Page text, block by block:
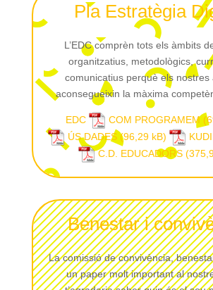
Pla Estratègia
L’EDC comprèn tots els àmbits
organitzatius, metodològics,
comunicatius perquè els nostres
aconsegueixin la màxima
EDC
COM PROGRAMEM
ÚS DADES
KUDI
C.D. EDUCADORS
Benestar i
La comissió de convivència,
un paper molt important al